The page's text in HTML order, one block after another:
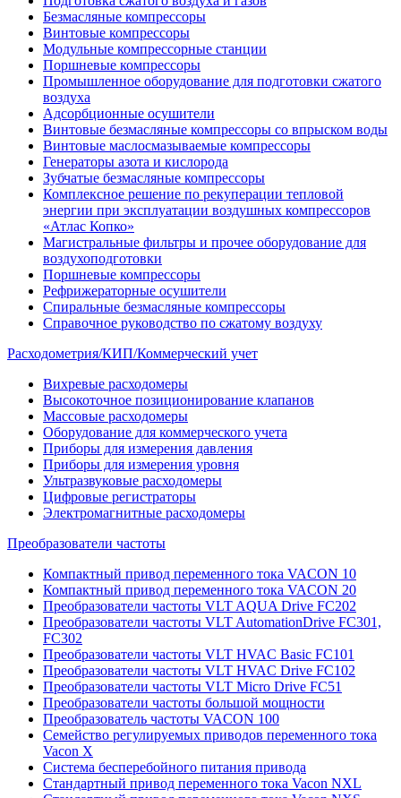
Безмасляные компрессоры
Винтовые компрессоры
Модульные компрессорные станции
Поршневые компрессоры
Промышленное оборудование для подготовки сжатого
воздуха
Адсорбционные осушители
Винтовые безмасляные компрессоры со впрыском воды
Винтовые маслосмазываемые компрессоры
Генераторы азота и кислорода
Зубчатые безмасляные компрессоры
Комплексное решение по рекуперации тепловой
энергии при эксплуатации воздушных компрессоров
«Атлас Копко»
Магистральные фильтры и прочее оборудование для
воздухоподготовки
Поршневые компрессоры
Рефрижераторные осушители
Спиральные безмасляные компрессоры
Справочное руководство по сжатому воздуху
Расходометрия/КИП/Коммерческий учет
Вихревые расходомеры
Высокоточное позиционирование клапанов
Массовые расходомеры
Оборудование для коммерческого учета
Приборы для измерения давления
Приборы для измерения уровня
Ультразвуковые расходомеры
Цифровые регистраторы
Электромагнитные расходомеры
Преобразователи частоты
Компактный привод переменного тока VACON 10
Компактный привод переменного тока VACON 20
Преобразователи частоты VLT AQUA Drive FC202
Преобразователи частоты VLT AutomationDrive FC301,
FC302
Преобразователи частоты VLT HVAC Basic FC101
Преобразователи частоты VLT HVAC Drive FC102
Преобразователи частоты VLT Micro Drive FC51
Преобразователи частоты большой мощности
Преобразователь частоты VACON 100
Семейство регулируемых приводов переменного тока
Vacon X
Система бесперебойного питания привода
Стандартный привод переменного тока Vacon NXL